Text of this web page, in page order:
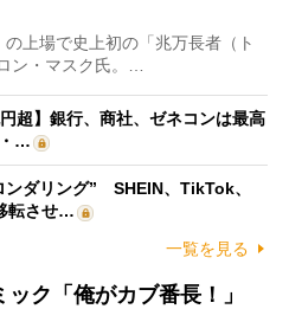
上場で史上初の「兆万長者（ト
ン・マスク氏。…
超】銀行、商社、ゼネコンは最高
…
ンダリング” SHEIN、TikTok、
転させ…
一覧を見る
ク「俺がカブ番長！」